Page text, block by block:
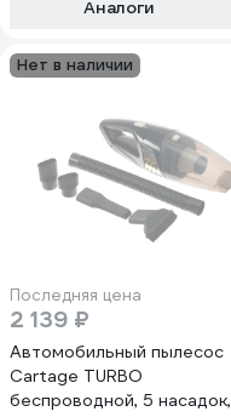
Аналоги
Нет в наличии
Последняя цена
2 139 ₽
Автомобильный пылесос
Cartage TURBO
беспроводной, 5 насадок,